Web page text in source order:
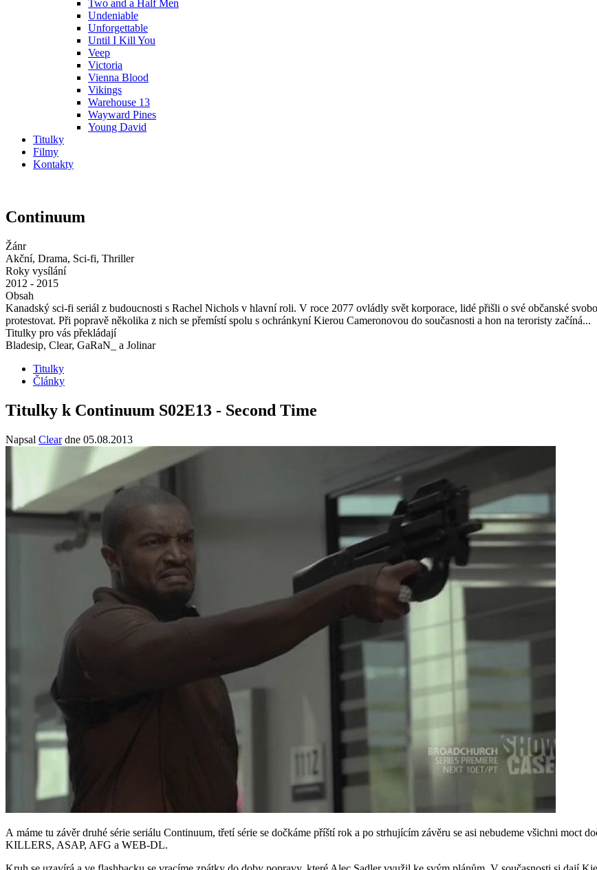
Two and a Half Men
Undeniable
Unforgettable
Until I Kill You
Veep
Victoria
Vienna Blood
Vikings
Warehouse 13
Wayward Pines
Young David
Titulky
Filmy
Kontakty
Continuum
Žánr
Akční, Drama, Sci-fi, Thriller
Roky vysílání
2012 - 2015
Obsah
Kanadský sci-fi seriál z budoucnosti s Rachel Nichols v hlavní roli. V roce 2077 ovládly svět korporace, lidé přišli o své občanské
protestovat. Při popravě několika z nich se přemístí spolu s ochránkyní Kierou Cameronovou do současnosti a hon na teroristy začíná...
Titulky pro vás překládají
Bladesip, Clear, GaRaN_ a Jolinar
Titulky
Články
Titulky k Continuum S02E13 - Second Time
Napsal Cleardne 05.08.2013
A máme tu závěr druhé série seriálu Continuum, třetí série se dočkáme příští rok a po strhujícím závěru se asi nebudeme všichni moct
KILLERS, ASAP, AFG a WEB-DL.